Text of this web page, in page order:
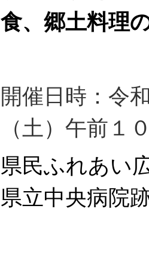
食、郷土料理
開催日時：令
（土）午前１
県民ふれあい
県立中央病院